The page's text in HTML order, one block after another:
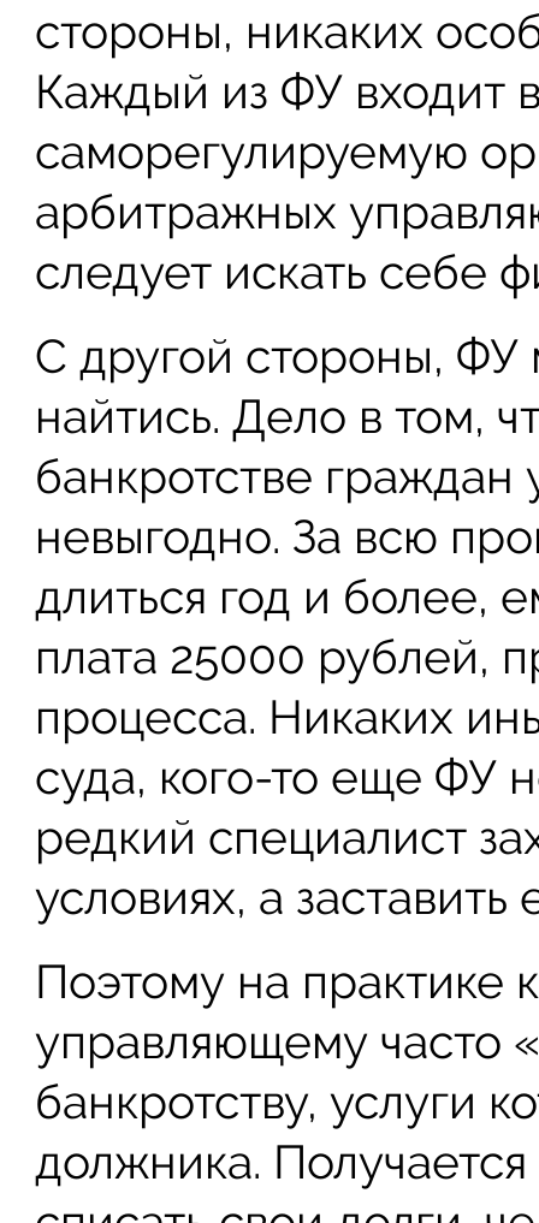
стороны, никаких
Каждый из ФУ входит
саморегулируемую
арбитражных
следует искать себе
С другой стороны, ФУ
найтись. Дело в том,
банкротстве
невыгодно. За всю
длиться год и более,
плата 25000 рублей,
процесса. Никаких
суда, кого-то еще ФУ
редкий специалист
условиях, а
Поэтому на практике
управляющему часто
банкротству, услуги
должника.